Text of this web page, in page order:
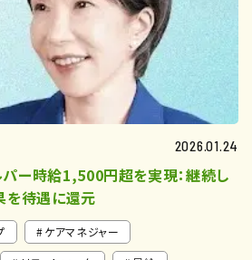
2026.01.24
ー時給1,500円超を実現：継続し
を待遇に還元
ケアマネジャー